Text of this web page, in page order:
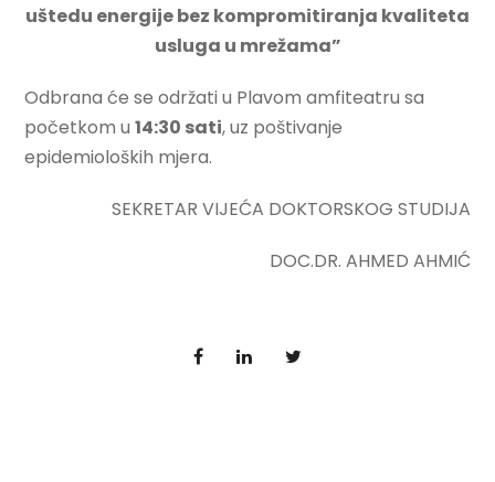
uštedu energije bez kompromitiranja kvaliteta
usluga u mrežama”
Odbrana će se održati u Plavom amfiteatru sa
početkom u 14:30 sati, uz poštivanje
epidemioloških mjera.
SEKRETAR VIJEĆA DOKTORSKOG STUDIJA
DOC.DR. AHMED AHMIĆ